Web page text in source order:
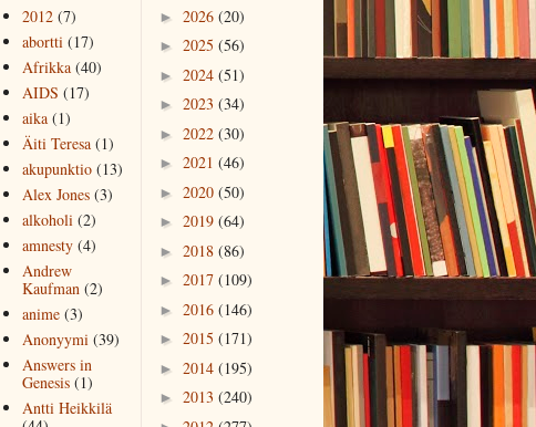
2012 (7)
abortti (17)
Afrikka (40)
AIDS (17)
aika (1)
Äiti Teresa (1)
akupunktio (13)
Alex Jones (3)
alkoholi (2)
amnesty (4)
Andrew
Kaufman (2)
anime (3)
Anonyymi (39)
Answers in
Genesis (1)
Antti Heikkilä
► 2026 (20)
► 2025 (56)
► 2024 (51)
► 2023 (34)
► 2022 (30)
► 2021 (46)
► 2020 (50)
► 2019 (64)
► 2018 (86)
► 2017 (109)
► 2016 (146)
► 2015 (171)
► 2014 (195)
► 2013 (240)